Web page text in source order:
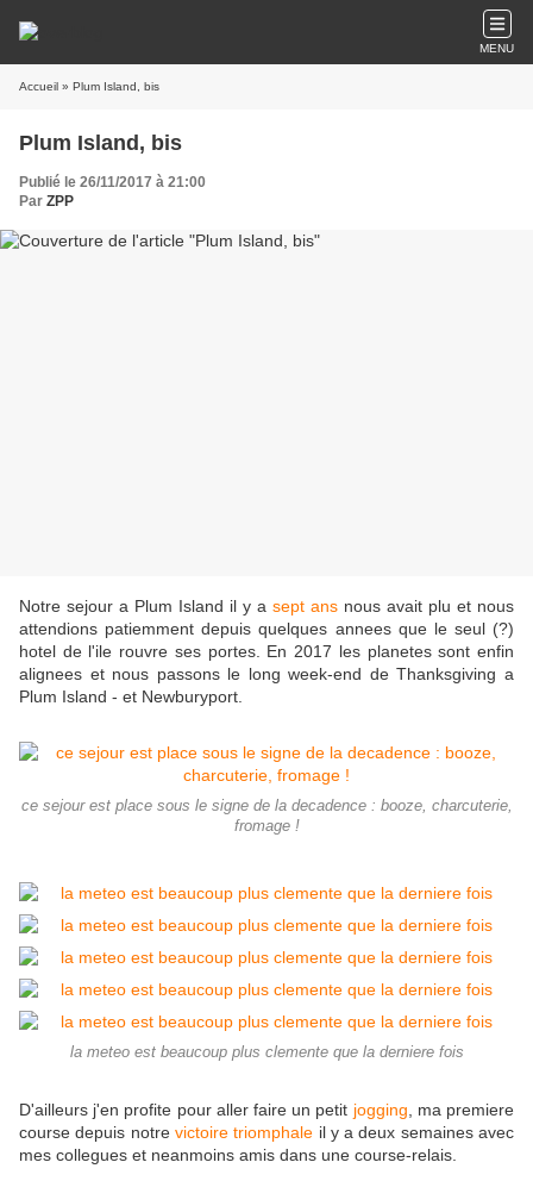
MENU
Accueil » Plum Island, bis
Plum Island, bis
Publié le 26/11/2017 à 21:00
Par ZPP
Notre sejour a Plum Island il y a sept ans nous avait plu et nous
attendions patiemment depuis quelques annees que le seul (?)
hotel de l'ile rouvre ses portes. En 2017 les planetes sont enfin
alignees et nous passons le long week-end de Thanksgiving a
Plum Island - et Newburyport.
ce sejour est place sous le signe de la decadence : booze, charcuterie,
fromage !
la meteo est beaucoup plus clemente que la derniere fois
D'ailleurs j'en profite pour aller faire un petit jogging , ma premiere
course depuis notre victoire triomphale il y a deux semaines avec
mes collegues et neanmoins amis dans une course-relais.